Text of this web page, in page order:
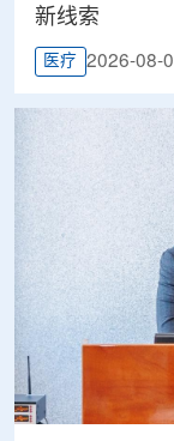
新线索
医疗 2026-08-